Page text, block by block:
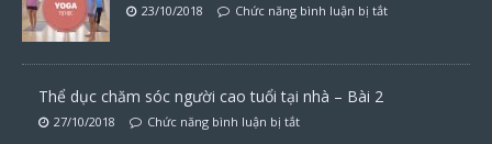
23/10/2018 Chức năng bình luận bị tắt
Thể dục chăm sóc người cao tuổi tại nhà – Bài 2
27/10/2018 Chức năng bình luận bị tắt